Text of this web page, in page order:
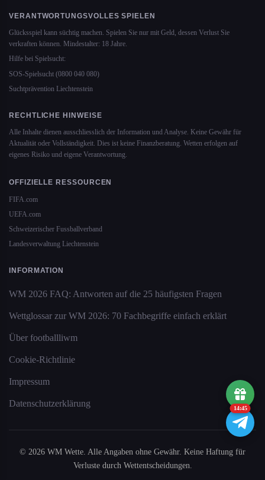
VERANTWORTUNGSVOLLES SPIELEN
Glücksspiel kann süchtig machen. Spielen Sie nur mit Geld, dessen Verlust Sie
verkraften können. Mindestalter: 18 Jahre.
Hilfe bei Spielsucht:
SOS-Spielsucht (0800 040 080)
Suchtprävention Liechtenstein
RECHTLICHE HINWEISE
Alle Inhalte dienen ausschliesslich der Information und Analyse. Keine Gewähr für
Aktualität oder Vollständigkeit. Dies ist keine Finanzberatung. Wetten erfolgen auf
eigenes Risiko und eigene Verantwortung.
OFFIZIELLE RESSOURCEN
FIFA.com
UEFA.com
Schweizerischer Fussballverband
Landesverwaltung Liechtenstein
INFORMATION
WM 2026 FAQ: Antworten auf die 25 häufigsten Fragen
Wettglossar zur WM 2026: 70 Fachbegriffe einfach erklärt
Über footballliwm
Cookie-Richtlinie
Impressum
Datenschutzerklärung
© 2026 WM Wette. Alle Angaben ohne Gewähr. Keine Haftung für
Verluste durch Wettentscheidungen.
14:45